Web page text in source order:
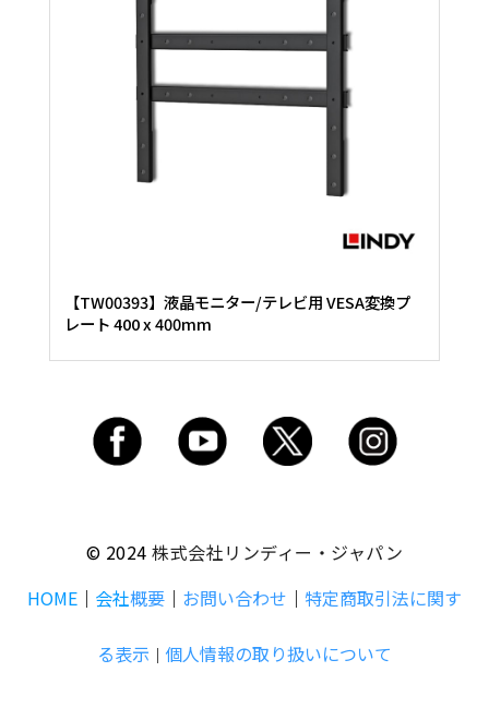
【TW00393】液晶モニター/テレビ用 VESA変換プ
レート 400 x 400mm
© 2024株式会社リンディー・ジャパン
HOME ｜ 会社概要 ｜ お問い合わせ ｜ 特定商取引法に関す
る表示 ｜ 個人情報の取り扱いについて